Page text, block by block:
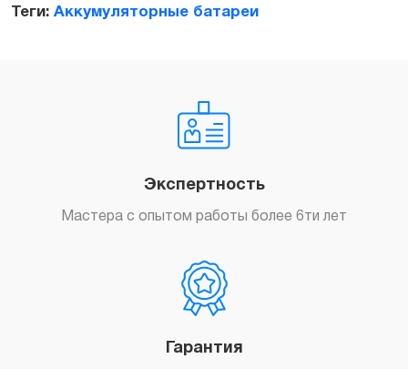
Теги: Аккумуляторные батареи
Экспертность
Мастера с опытом работы более 6ти лет
Гарантия